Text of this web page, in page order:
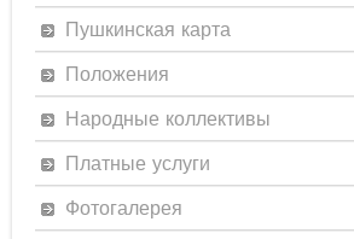
Пушкинская карта
Положения
Народные коллективы
Платные услуги
Фотогалерея